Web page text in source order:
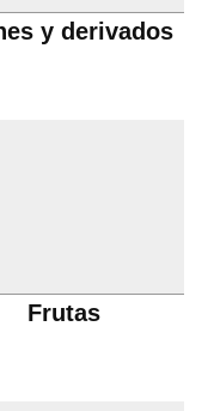
y derivados
Frutas